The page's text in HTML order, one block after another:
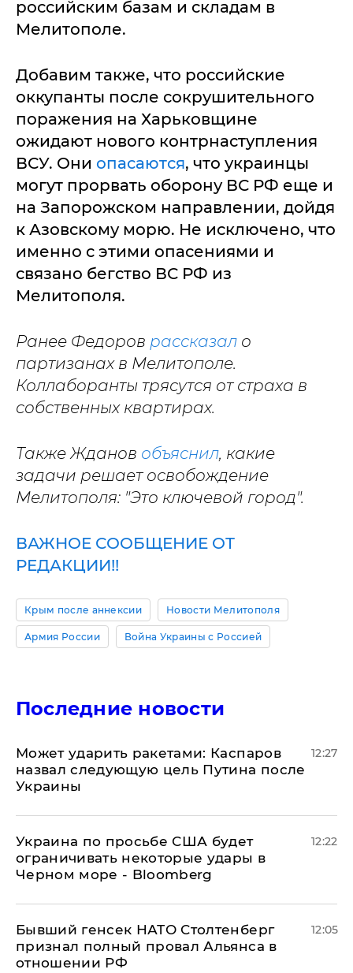
российским базам и складам в
Мелитополе.
Добавим также, что российские
оккупанты после сокрушительного
поражения на Харьковщине
ожидают нового контрнаступления
ВСУ. Они опасаются, что украинцы
могут прорвать оборону ВС РФ еще и
на Запорожском направлении, дойдя
к Азовскому морю. Не исключено, что
именно с этими опасениями и
связано бегство ВС РФ из
Мелитополя.
Ранее Федоров рассказал о
партизанах в Мелитополе.
Коллаборанты трясутся от страха в
собственных квартирах.
Также Жданов объяснил, какие
задачи решает освобождение
Мелитополя: "Это ключевой город".
ВАЖНОЕ СООБЩЕНИЕ ОТ
РЕДАКЦИИ!!
Крым после аннексии Новости Мелитополя
Армия России Война Украины с Россией
Последние новости
Может ударить ракетами: Каспаров
назвал следующую цель Путина после
Украины
12:27
Украина по просьбе США будет
ограничивать некоторые удары в
Черном море - Bloomberg
12:22
Бывший генсек НАТО Столтенберг
признал полный провал Альянса в
отношении РФ
12:05